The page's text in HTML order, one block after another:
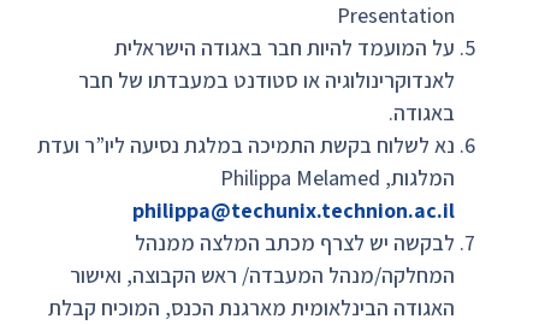
Presentation
על המועמד להיות חבר באגודה הישראלית
לאנדוקרינולוגיה או סטודנט במעבדתו של חבר
באגודה.
נא לשלוח בקשת התמיכה במלגת נסיעה ליו”ר ועדת
המלגות, Philippa Melamed
philippa@techunix.technion.ac.il
לבקשה יש לצרף מכתב המלצה ממנהל
המחלקה/מנהל המעבדה/ ראש הקבוצה, ואישור
האגודה הבינלאומית מארגנת הכנס, המוכיח קבלת